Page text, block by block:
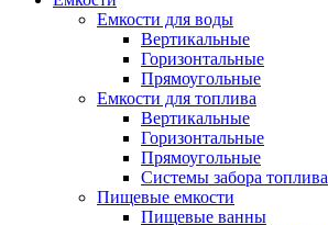
Емкости для воды
Вертикальные
Горизонтальные
Прямоугольные
Емкости для топлива
Вертикальные
Горизонтальные
Прямоугольные
Системы забора топлива
Пищевые емкости
Пищевые ванны